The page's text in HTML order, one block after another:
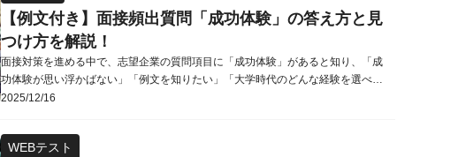
【例文付き】面接頻出質問「成功体験」の答え方と見
つけ方を解説！
面接対策を進める中で、志望企業の質問項目に「成功体験」があると知り、「成
功体験が思い浮かばない」「例文を知りたい」「大学時代のどんな経験を選べば
評価されるのか分からない」と悩む就活生は少なくありません。しかし、心配す
見つけ方から、面接でそのまま使える例文、効果的な伝え方のコツ、そして企業
がこの質問をする意図まで、わかりや...
2025/12/16
WEBテスト